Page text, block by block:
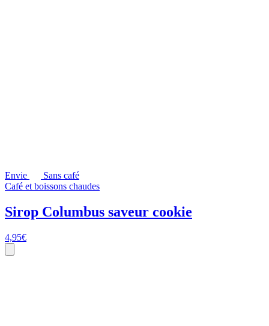
Envie
Sans café
Café et boissons chaudes
Sirop Columbus saveur cookie
4,95€